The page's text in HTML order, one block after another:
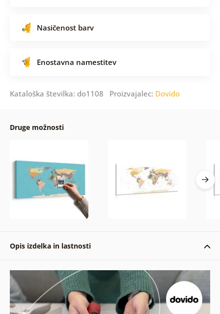
Nasičenost barv
Enostavna namestitev
Kataloška številka: do1108 Proizvajalec: Dovido
Druge možnosti
Opis izdelka in lastnosti